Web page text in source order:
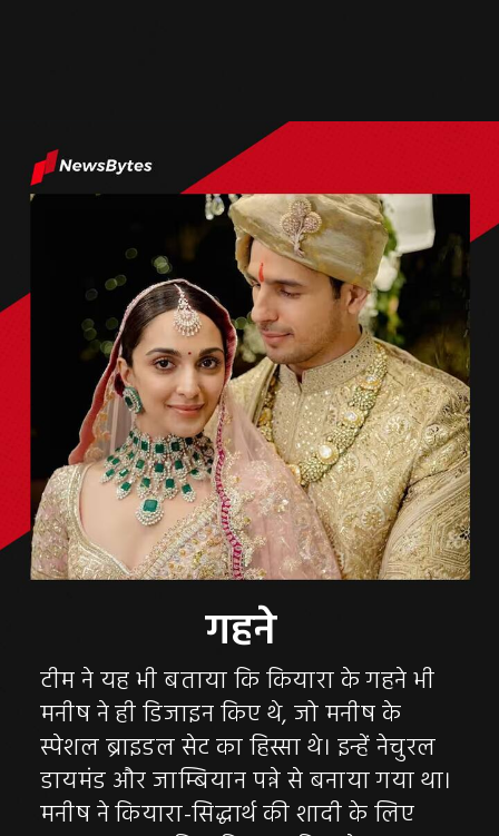
गहने
टीम ने यह भी बताया कि कियारा के गहने भी
मनीष ने ही डिजाइन किए थे, जो मनीष के
स्पेशल ब्राइडल सेट का हिस्सा थे। इन्हें नेचुरल
डायमंड और जाम्बियान पन्ने से बनाया गया था।
मनीष ने कियारा-सिद्धार्थ की शादी के लिए